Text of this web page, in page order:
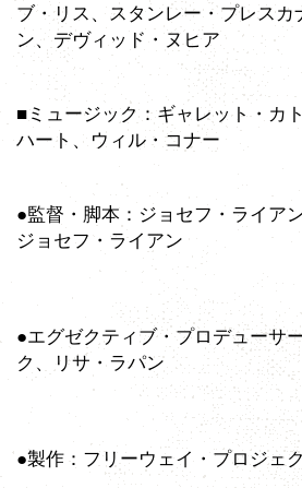
ブ・リス、スタンレー・プレスカ
ン、デヴィッド・ヌヒア
■ミュージック：ギャレット・カ
ハート、ウィル・コナー
●監督・脚本：ジョセフ・ライア
ジョセフ・ライアン
●エグゼクティブ・プロデューサ
ク、リサ・ラパン
●製作：フリーウェイ・プロジェ